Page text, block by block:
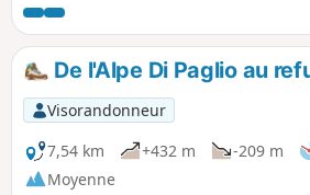
en passant par Ortanella.
De l'Alpe Di Paglio au
Visorandonneur
7,54 km
+432 m -209 m
Moyenne